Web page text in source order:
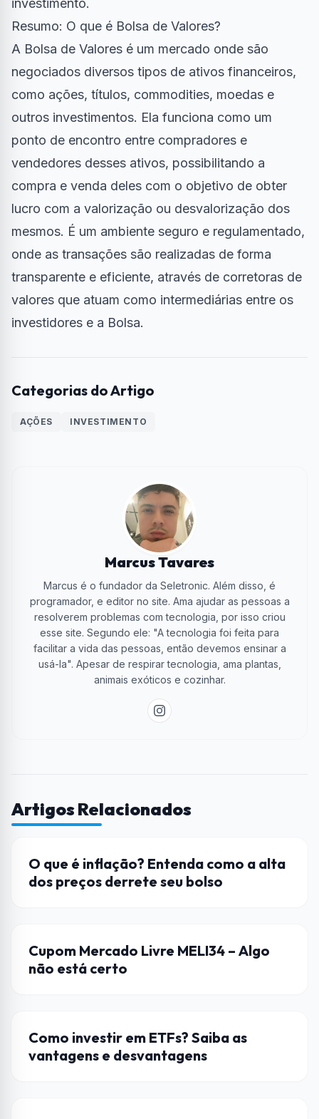
investimento.
Resumo: O que é Bolsa de Valores?
A Bolsa de Valores é um mercado onde são
negociados diversos tipos de ativos financeiros,
como ações, títulos, commodities, moedas e
outros investimentos. Ela funciona como um
ponto de encontro entre compradores e
vendedores desses ativos, possibilitando a
compra e venda deles com o objetivo de obter
lucro com a valorização ou desvalorização dos
mesmos. É um ambiente seguro e regulamentado,
onde as transações são realizadas de forma
transparente e eficiente, através de corretoras de
valores que atuam como intermediárias entre os
investidores e a Bolsa.
Categorias do Artigo
AÇÕES INVESTIMENTO
Marcus Tavares
Marcus é o fundador da Seletronic. Além disso, é
programador, e editor no site. Ama ajudar as pessoas a
resolverem problemas com tecnologia, por isso criou
esse site. Segundo ele: "A tecnologia foi feita para
facilitar a vida das pessoas, então devemos ensinar a
usá-la". Apesar de respirar tecnologia, ama plantas,
animais exóticos e cozinhar.
Artigos Relacionados
ENCOMIA
O que é inflação? Entenda como a alta
dos preços derrete seu bolso
AÇÕES
Cupom Mercado Livre MELI34 – Algo
não está certo
DICAS
Como investir em ETFs? Saiba as
vantagens e desvantagens